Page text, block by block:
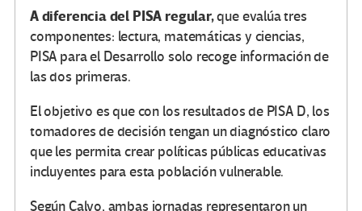
A diferencia del PISA regular,que evalúa tres
componentes: lectura, matemáticas y ciencias,
PISA para el Desarrollo solo recoge información de
las dos primeras.
El objetivo es que con los resultados de PISA D, los
tomadores de decisión tengan un diagnóstico claro
que les permita crear políticas públicas educativas
incluyentes para esta población vulnerable.
Según Calvo, ambas jornadas representaron un